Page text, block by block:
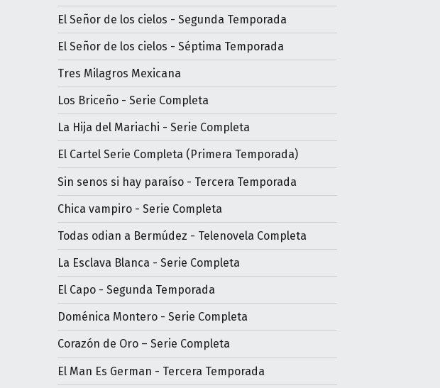
El Señor de los cielos - Segunda Temporada
El Señor de los cielos - Séptima Temporada
Tres Milagros Mexicana
Los Briceño - Serie Completa
La Hija del Mariachi - Serie Completa
El Cartel Serie Completa (Primera Temporada)
Sin senos si hay paraíso - Tercera Temporada
Chica vampiro - Serie Completa
Todas odian a Bermúdez - Telenovela Completa
La Esclava Blanca - Serie Completa
El Capo - Segunda Temporada
Doménica Montero - Serie Completa
Corazón de Oro – Serie Completa
El Man Es German - Tercera Temporada